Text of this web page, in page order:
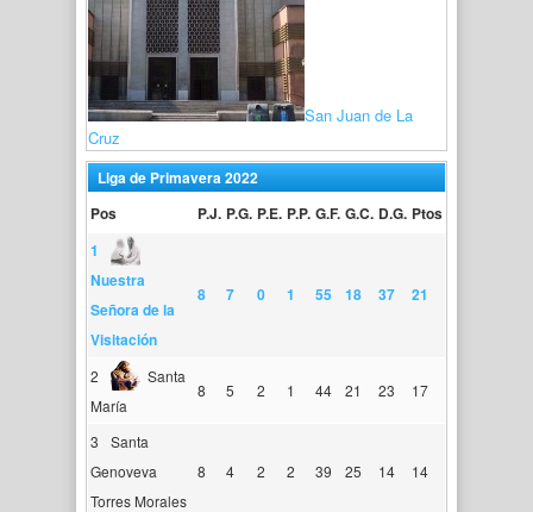
San Juan de La
Cruz
Liga de Primavera 2022
Pos
P.J. P.G. P.E. P.P. G.F. G.C. D.G. Ptos
1
Nuestra
Señora de la
Visitación
8 7 0 1 55 18 37 21
2
Santa
María
8 5 2 1 44 21 23 17
3
Santa
Genoveva
Torres Morales
8 4 2 2 39 25 14 14